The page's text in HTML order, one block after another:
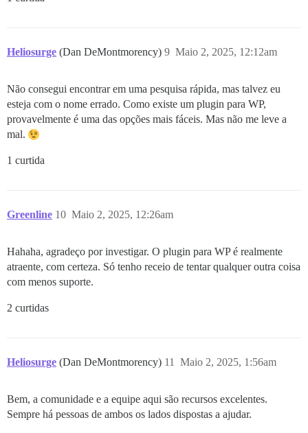
Heliosurge (Dan DeMontmorency) Maio 2, 2025, 12:12am
9
Não consegui encontrar em uma pesquisa rápida, mas talvez eu
esteja com o nome errado. Como existe um plugin para WP,
provavelmente é uma das opções mais fáceis. Mas não me leve a
mal.
1 curtida
Greenline Maio 2, 2025, 12:26am
10
Hahaha, agradeço por investigar. O plugin para WP é realmente
atraente, com certeza. Só tenho receio de tentar qualquer outra coisa
com menos suporte.
2 curtidas
Heliosurge (Dan DeMontmorency) Maio 2, 2025, 1:56am
11
Bem, a comunidade e a equipe aqui são recursos excelentes.
Sempre há pessoas de ambos os lados dispostas a ajudar.